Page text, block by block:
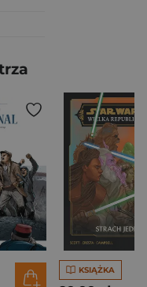
KSIĄŻKA